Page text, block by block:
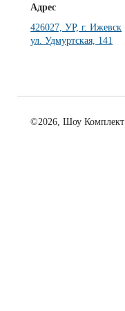
Адрес
426027, УР, г. Ижевск
ул. Удмуртская, 141
©2026, Шоу Комплект